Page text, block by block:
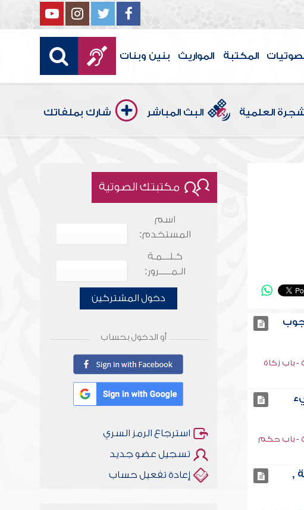
المكتبة المواريث بنين وبنات
العلمية البث المباشر شارك بملفاتك
- باب زكاة
- باب حكم
,
مكتبتك الصوتية
اسم
المستخدم:
كـلـــمـة
الـمـــــرور:
دخول المشتركين
أو الدخول بحساب
استرجاع الرمز السري
تسجيل عضو جديد
إعادة تفعيل حساب